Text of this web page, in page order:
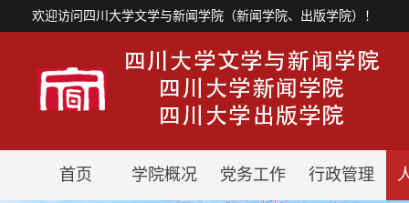
欢迎访问四川大学文学与新闻学院（新闻学院、出版学院）！
首页 学院概况 党务工作 行政管理